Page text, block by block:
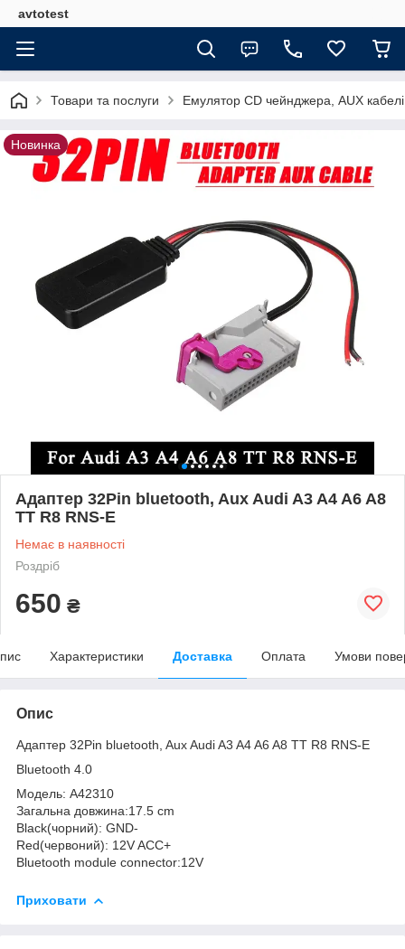
avtotest
Товари та послуги Емулятор CD чейнджера, AUX кабелі
Новинка
Адаптер 32Pin bluetooth, Aux Audi A3 A4 A6 A8
TT R8 RNS-E
Немає в наявності
Роздріб
650 ₴
Характеристики Доставка Оплата Умови
Опис
Адаптер 32Pin bluetooth, Aux Audi A3 A4 A6 A8 TT R8 RNS-E
Bluetooth 4.0
Модель: A42310
Загальна довжина:17.5 cm
Black(чорний): GND-
Red(червоний): 12V ACC+
Bluetooth module connector:12V
Приховати